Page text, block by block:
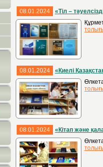
08.01.2024
«Тіл –
08.01.2024
«Киелі
08.01.2024
«Кітап және